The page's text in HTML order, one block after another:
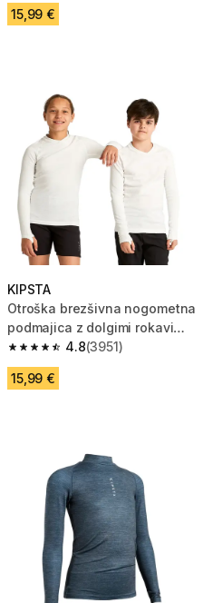
15,99 €
KIPSTA
Otroška brezšivna nogometna
podmajica z dolgimi rokavi
Keepdry 4.8
4.8 od 5 zvezdic from 3951
(3951)
15,99 €